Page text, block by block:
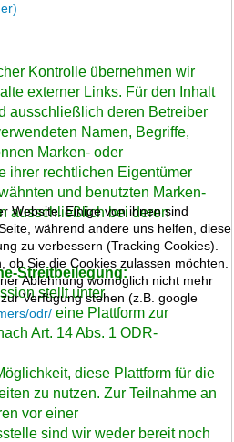
Kontrolle übernehmen wir
externer Links. Für den Inhalt
ausschließlich deren Betreiber
Namen, Begriffe,
Marken- oder
ihrer rechtlichen Eigentümer
und benutzten Marken-
ausschließlich bei deren
Streitbeilegung:
stellt unter
odr/ eine Plattform zur
Art. 14 Abs. 1 ODR-
diese Plattform für die
zu nutzen. Zur Teilnahme an
vor einer
sind wir weder bereit noch
Website. Einige von ihnen sind
während andere uns helfen, diese
zu verbessern (Tracking Cookies).
ob Sie die Cookies zulassen möchten.
Ablehnung womöglich nicht mehr
Verfügung stehen (z.B. google